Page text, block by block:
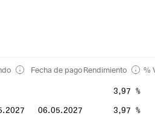
Fecha de pagoRendimiento %
3,97 %
06.05.2027 3,97 %